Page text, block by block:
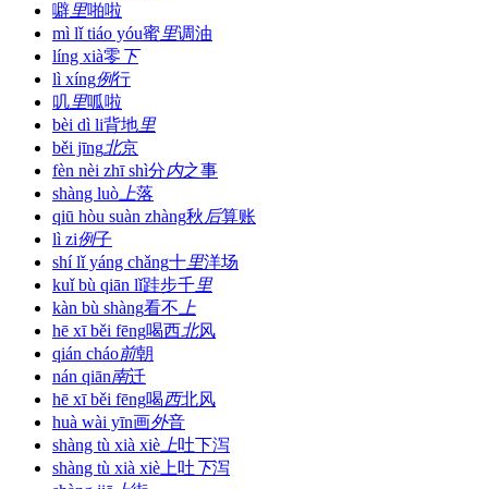
噼里啪啦
mì lǐ tiáo yóu蜜里调油
líng xià零 下
lì xíng例行
叽里呱啦
bèi dì li背地里
běi jīng北京
fèn nèi zhī shì分内之事
shàng luò 上落
qiū hòu suàn zhàng秋后算账
lì zi例子
shí lǐ yáng chǎng十里洋场
kuǐ bù qiān lǐ跬步千里
kàn bù shàng看不 上
hē xī běi fēng喝西北风
qián cháo前朝
nán qiān南迁
hē xī běi fēng喝西北风
huà wài yīn画外音
shàng tù xià xiè 上吐下泻
shàng tù xià xiè 上吐 下泻